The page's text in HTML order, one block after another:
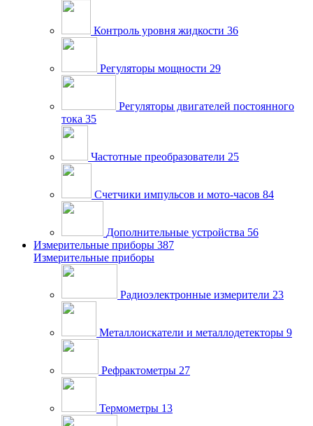
Контроль уровня жидкости 36
Регуляторы мощности 29
Регуляторы двигателей постоянного
тока 35
Частотные преобразователи 25
Счетчики импульсов и мото-часов 84
Дополнительные устройства 56
Измерительные приборы 387
Измерительные приборы
Радиоэлектронные измерители 23
Металлоискатели и металлодетекторы 9
Рефрактометры 27
Термометры 13